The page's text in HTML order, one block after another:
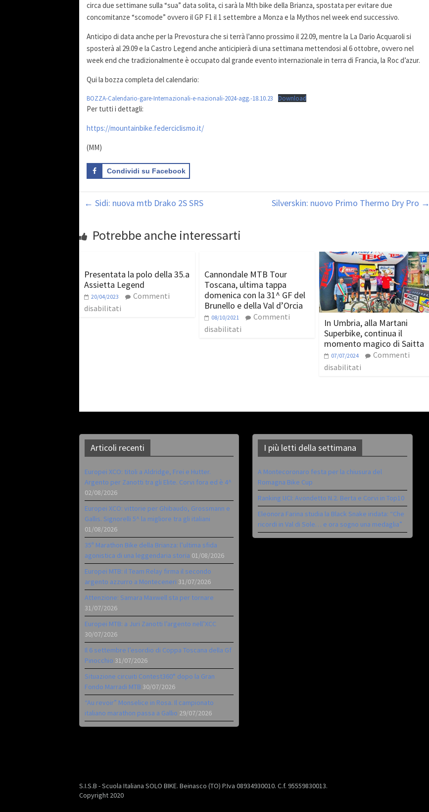
circa due settimane sulla “sua” data solita, ci sarà la Mth bike della Brianza, spostata per evitare due
concomitanze “scomode” ovvero il GP F1 il 1 settembre a Monza e la Mythos nel week end successivo.
Anticipo di data anche per la Prevostura che si terrà l’anno prossimo il 22.09, mentre la La Dario Acquaroli si
sposterà al 29.09 e la Castro Legend anche anticipierà di una settimana mettendosi al 6 ottobre, ovvero nel
week end che tradizionalmente è occupato dal grande evento internazionale in terra di Francia, la Roc d’azur.
Qui la bozza completa del calendario:
BOZZA-Calendario-gare-Internazionali-e-nazionali-2024-agg.-18.10.23 Download
Per tutti i dettagli:
https://mountainbike.federciclismo.it/
(MM)
Condividi su Facebook
← Sidi: nuova mtb Drako 2S SRS Silverskin: nuovo Primo Thermo Dry Pro →
Potrebbe anche interessarti
Presentata la polo della 35.a
Assietta Legend
20/04/2023
Commenti
disabilitati
Cannondale MTB Tour
Toscana, ultima tappa
domenica con la 31^ GF del
Brunello e della Val d’Orcia
08/10/2021
Commenti
disabilitati
In Umbria, alla Martani
Superbike, continua il
momento magico di Saitta
07/07/2024
Commenti
disabilitati
Articoli recenti
Europei XCO: titoli a Aldridge, Frei e Hutter.
Argento per Zanotti tra gli Elite. Corvi fora ed è 4^
02/08/2026
Europei XCO: vittorie per Ghibaudo, Grossmann e
Gallis. Signorelli 5^ la migliore tra gli italiani
01/08/2026
35ª Marathon Bike della Brianza: l’ultima sfida
agonistica di una leggendaria storia 01/08/2026
Europei MTB: il Team Relay firma il secondo
argento azzurro a Monteceneri 31/07/2026
Attenzione: Samara Maxwell sta per tornare
31/07/2026
Europei MTB: a Juri Zanotti l’argento nell’XCC
30/07/2026
Il 6 settembre l’esordio di Coppa Toscana della Gf
Pinocchio 31/07/2026
Situazione circuiti Contest360° dopo la Gran
Fondo Marradi MTB 30/07/2026
“Au revoir” Monselice in Rosa. Il campionato
italiano marathon passa a Gallio 29/07/2026
I più letti della settimana
A Montecoronaro festa per la chiusura del
Romagna Bike Cup
Ranking UCI: Avondetto N.2. Berta e Corvi in Top10
Eleonora Farina studia la Black Snake iridata: “Che
ricordi in Val di Sole… e ora sogno una medaglia”
S.I.S.B - Scuola Italiana SOLO BIKE. Beinasco (TO) P.Iva 08934930010. C.f. 95559830013.
Copyright 2020